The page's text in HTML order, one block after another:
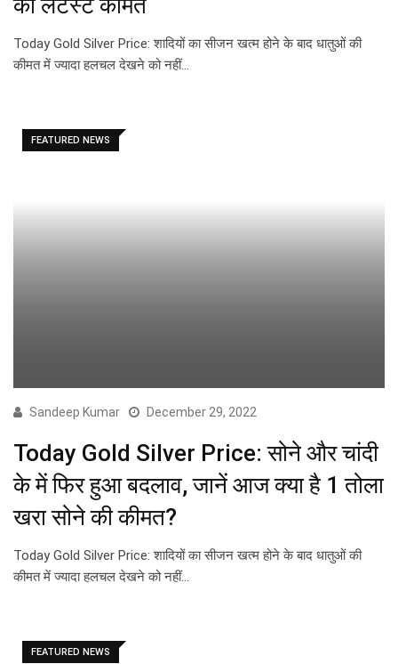
Today Gold Silver Price: शादियों का सीजन खत्म होने के बाद धातुओं की
कीमत में ज्यादा हलचल देखने को नहीं…
FEATURED NEWS
Sandeep Kumar December 29, 2022
Today Gold Silver Price: सोने और चांदी
के में फिर हुआ बदलाव, जानें आज क्या है 1 तोला
खरा सोने की कीमत?
Today Gold Silver Price: शादियों का सीजन खत्म होने के बाद धातुओं की
कीमत में ज्यादा हलचल देखने को नहीं…
FEATURED NEWS